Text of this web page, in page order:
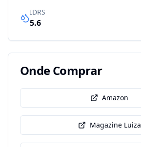
IDRS
5.6
Onde Comprar
Amazon
Magazine Luiza